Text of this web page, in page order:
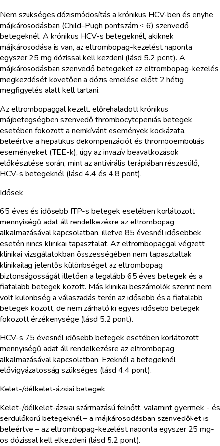
Nem szükséges dózismódosítás a krónikus HCV-ben és enyhe
májkárosodásban (Child–Pugh pontszám ≤ 6) szenvedő
betegeknél. A krónikus HCV-s betegeknél, akiknek
májkárosodása is van, az eltrombopag-kezelést naponta
egyszer 25 mg dózissal kell kezdeni (lásd 5.2 pont). A
májkárosodásban szenvedő betegeket az eltrombopag-kezelés
megkezdését követően a dózis emelése előtt 2 hétig
megfigyelés alatt kell tartani.
Az eltrombopaggal kezelt, előrehaladott krónikus
májbetegségben szenvedő thrombocytopeniás betegek
esetében fokozott a nemkívánt események kockázata,
beleértve a hepatikus dekompenzációt és thromboemboliás
eseményeket (TEE-k), úgy az invazív beavatkozások
előkészítése során, mint az antivirális terápiában részesülő,
HCV-s betegeknél (lásd 4.4 és 4.8 pont).
Idősek
65 éves és idősebb ITP-s betegek esetében korlátozott
mennyiségű adat áll rendelkezésre az eltrombopag
alkalmazásával kapcsolatban, illetve 85 évesnél idősebbek
esetén nincs klinikai tapasztalat. Az eltrombopaggal végzett
klinikai vizsgálatokban összességében nem tapasztaltak
klinikailag jelentős különbséget az eltrombopag
biztonságosságát illetően a legalább 65 éves betegek és a
fiatalabb betegek között. Más klinikai beszámolók szerint nem
volt különbség a válaszadás terén az idősebb és a fiatalabb
betegek között, de nem zárható ki egyes idősebb betegek
fokozott érzékenysége (lásd 5.2 pont).
HCV-s 75 évesnél idősebb betegek esetében korlátozott
mennyiségű adat áll rendelkezésre az eltrombopag
alkalmazásával kapcsolatban. Ezeknél a betegeknél
elővigyázatosság szükséges (lásd 4.4 pont).
Kelet-/délkelet-ázsiai betegek
Kelet-/délkelet-ázsiai származású felnőtt, valamint gyermek - és
serdülőkorú betegeknél – a májkárosodásban szenvedőket is
beleértve – az eltrombopag-kezelést naponta egyszer 25 mg-
os dózissal kell elkezdeni (lásd 5.2 pont).